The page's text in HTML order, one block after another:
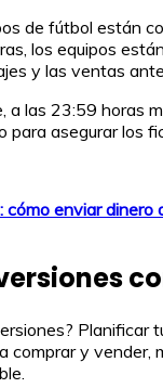
de fútbol están
los equipos
y las ventas
a las 23:59 horas
para asegurar los
cómo enviar
comprar y vender,